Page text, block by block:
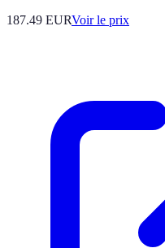
187.49 EURVoir le prix